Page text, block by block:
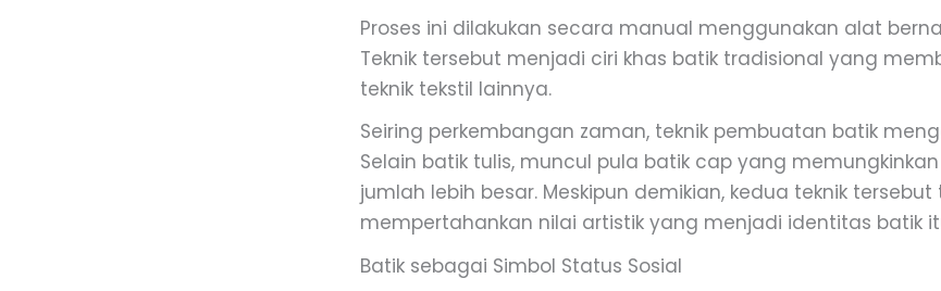
Proses ini dilakukan secara manual menggunakan alat
Teknik tersebut menjadi ciri khas batik tradisional yang
teknik tekstil lainnya.
Seiring perkembangan zaman, teknik pembuatan batik
Selain batik tulis, muncul pula batik cap yang
jumlah lebih besar. Meskipun demikian, kedua teknik
mempertahankan nilai artistik yang menjadi identitas batik
Batik sebagai Simbol Status Sosial